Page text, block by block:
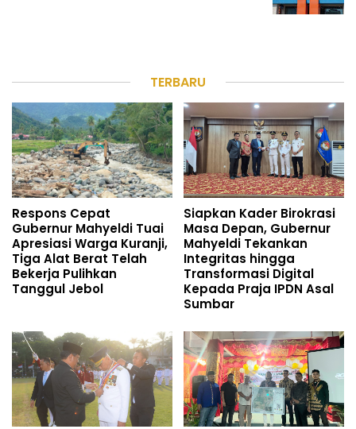
TERBARU
Respons Cepat
Gubernur Mahyeldi Tuai
Apresiasi Warga Kuranji,
Tiga Alat Berat Telah
Bekerja Pulihkan
Tanggul Jebol
Siapkan Kader Birokrasi
Masa Depan, Gubernur
Mahyeldi Tekankan
Integritas hingga
Transformasi Digital
Kepada Praja IPDN Asal
Sumbar